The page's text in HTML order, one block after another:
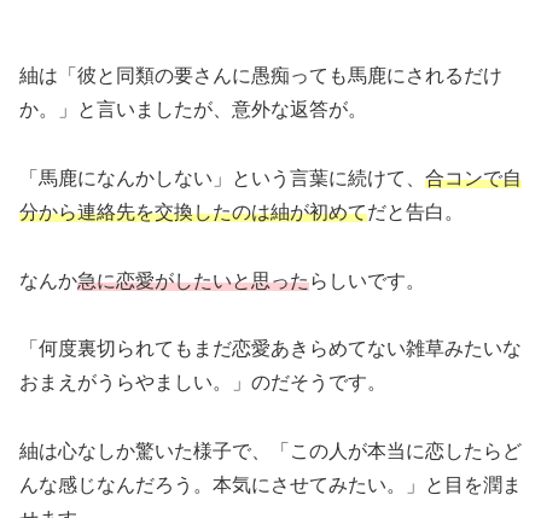
紬は「彼と同類の要さんに愚痴っても馬鹿にされるだけ
か。」と言いましたが、意外な返答が。
「馬鹿になんかしない」という言葉に続けて、 合コンで自
分から連絡先を交換したのは紬が初めてだと告白。
なんか急に恋愛がしたいと思ったらしいです。
「何度裏切られてもまだ恋愛あきらめてない雑草みたいな
おまえがうらやましい。」のだそうです。
紬は心なしか驚いた様子で、「この人が本当に恋したらど
んな感じなんだろう。本気にさせてみたい。」と目を潤ま